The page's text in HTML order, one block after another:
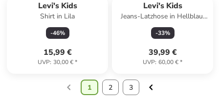
Levi's Kids
Shirt in Lila
-46%
15,99 €
UVP: 30,00 €*
Levi's Kids
Jeans-Latzhose in Hellblau/
Weiß
-33%
39,99 €
UVP: 60,00 €*
1 2 3